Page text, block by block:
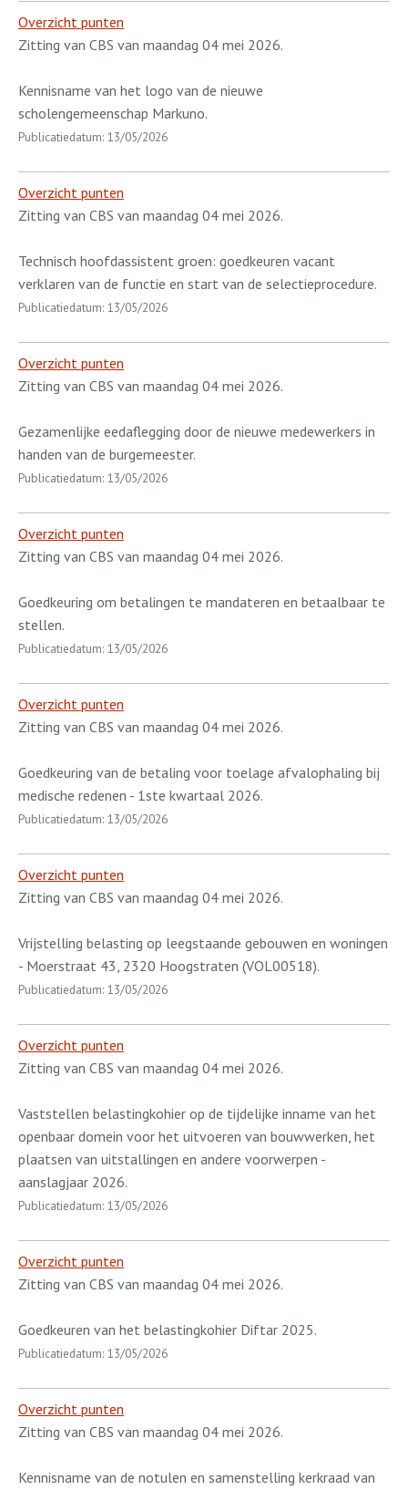
Overzicht punten
Zitting van CBS van maandag 04 mei 2026.
Kennisname van het logo van de nieuwe
scholengemeenschap Markuno.
Publicatiedatum: 13/05/2026
Overzicht punten
Zitting van CBS van maandag 04 mei 2026.
Technisch hoofdassistent groen: goedkeuren vacant
verklaren van de functie en start van de selectieprocedure.
Publicatiedatum: 13/05/2026
Overzicht punten
Zitting van CBS van maandag 04 mei 2026.
Gezamenlijke eedaflegging door de nieuwe medewerkers in
handen van de burgemeester.
Publicatiedatum: 13/05/2026
Overzicht punten
Zitting van CBS van maandag 04 mei 2026.
Goedkeuring om betalingen te mandateren en betaalbaar te
stellen.
Publicatiedatum: 13/05/2026
Overzicht punten
Zitting van CBS van maandag 04 mei 2026.
Goedkeuring van de betaling voor toelage afvalophaling bij
medische redenen - 1ste kwartaal 2026.
Publicatiedatum: 13/05/2026
Overzicht punten
Zitting van CBS van maandag 04 mei 2026.
Vrijstelling belasting op leegstaande gebouwen en woningen
- Moerstraat 43, 2320 Hoogstraten (VOL00518).
Publicatiedatum: 13/05/2026
Overzicht punten
Zitting van CBS van maandag 04 mei 2026.
Vaststellen belastingkohier op de tijdelijke inname van het
openbaar domein voor het uitvoeren van bouwwerken, het
plaatsen van uitstallingen en andere voorwerpen -
aanslagjaar 2026.
Publicatiedatum: 13/05/2026
Overzicht punten
Zitting van CBS van maandag 04 mei 2026.
Goedkeuren van het belastingkohier Diftar 2025.
Publicatiedatum: 13/05/2026
Overzicht punten
Zitting van CBS van maandag 04 mei 2026.
Kennisname van de notulen en samenstelling kerkraad van